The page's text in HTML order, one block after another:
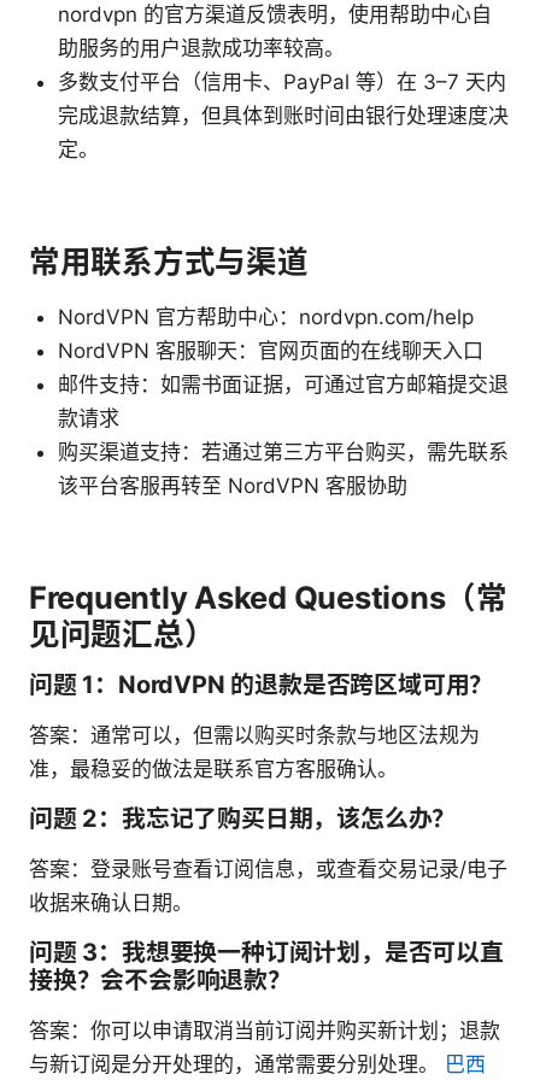
nordvpn 的官方渠道反馈表明，使用帮助中心自
助服务的用户退款成功率较高。
多数支付平台（信用卡、PayPal 等）在 3–7 天内
完成退款结算，但具体到账时间由银行处理速度决
定。
常用联系方式与渠道
NordVPN 官方帮助中心：nordvpn.com/help
NordVPN 客服聊天：官网页面的在线聊天入口
邮件支持：如需书面证据，可通过官方邮箱提交退
款请求
购买渠道支持：若通过第三方平台购买，需先联系
该平台客服再转至 NordVPN 客服协助
Frequently Asked Questions（常
见问题汇总）
问题 1：NordVPN 的退款是否跨区域可用？
答案：通常可以，但需以购买时条款与地区法规为
准，最稳妥的做法是联系官方客服确认。
问题 2：我忘记了购买日期，该怎么办？
答案：登录账号查看订阅信息，或查看交易记录/电子
收据来确认日期。
问题 3：我想要换一种订阅计划，是否可以直
接换？会不会影响退款？
答案：你可以申请取消当前订阅并购买新计划；退款
与新订阅是分开处理的，通常需要分别处理。 巴西